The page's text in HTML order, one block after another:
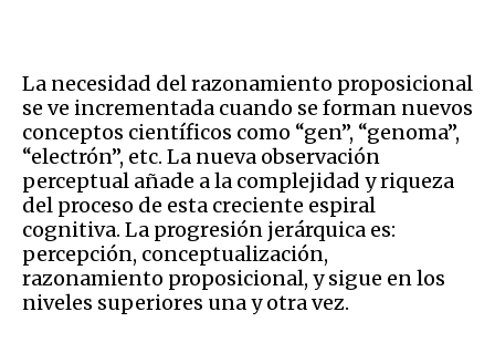
La necesidad del razonamiento proposicional
se ve incrementada cuando se forman nuevos
conceptos científicos como “gen”, “genoma”,
“electrón”, etc. La nueva observación
perceptual añade a la complejidad y riqueza
del proceso de esta creciente espiral
cognitiva. La progresión jerárquica es:
percepción, conceptualización,
razonamiento proposicional, y sigue en los
niveles superiores una y otra vez.